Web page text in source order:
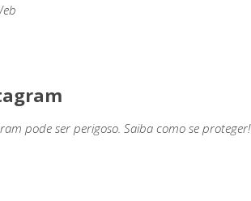
pode ser perigoso. Saiba como se proteger!